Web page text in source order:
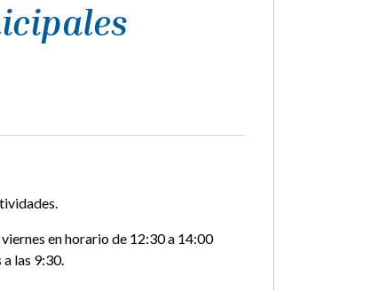
en horario de 12:30 a 14:00
las 9:30.